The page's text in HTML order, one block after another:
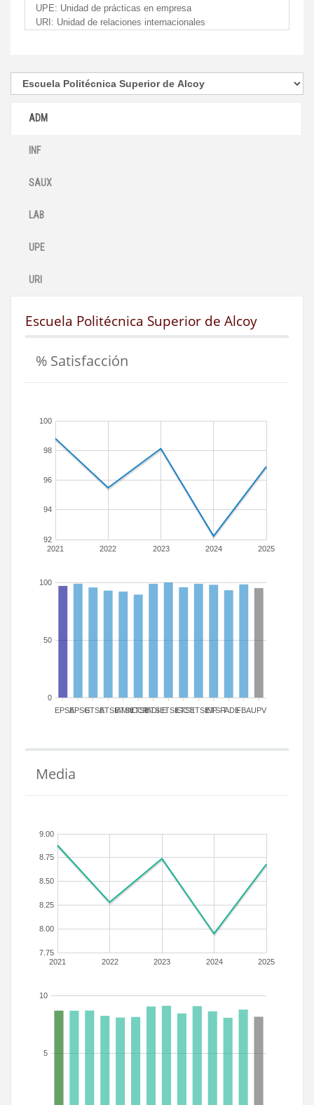
UPE: Unidad de prácticas en empresa
URI: Unidad de relaciones internacionales
ADM
INF
SAUX
LAB
UPE
URI
Escuela Politécnica Superior de Alcoy
% Satisfacción
2021 2022 2023 2024 2025
92
94
96
98
100
EPSAEPSGETSAETSIAMN
ETSICCP
ETSIADI
ETSIEETSIGCT
ETSIIETSINFETSITFADEFBAUPV
0
50
100
Media
2021 2022 2023 2024 2025
7.75
8.00
8.25
8.50
8.75
9.00
5
10